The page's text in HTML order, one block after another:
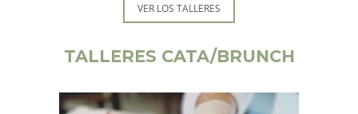
VER LOS TALLERES
TALLERES CATA/BRUNCH